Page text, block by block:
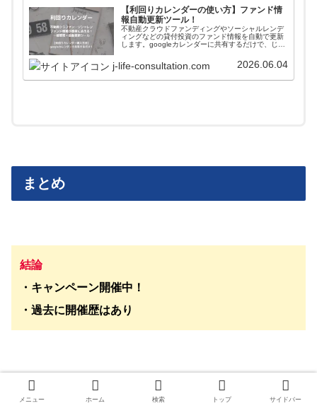
【利回りカレンダーの使い方】ファンド情
報自動更新ツール！
不動産クラウドファンディングやソーシャルレンデ
ィングなどの貸付投資のファンド情報を自動で更新
します。googleカレンダーに共有するだけで、じぇ
自動更新されます。使い方や導入方法を解説してい
ます。
j-life-consultation.com 2026.06.04
まとめ
結論
・ キャンペーン開催中！
・過去に開催歴はあり
登録のみでは1000円分貰うことができ、その後1万円以上
の新規投資で+1000円分貰えるので合計2000円分獲得で
メニュー ホーム 検索 トップ サイドバー